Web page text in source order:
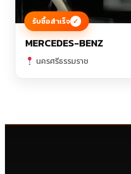
รับซื้อสำเร็จ ✓
MERCEDES-BENZ
นครศรีธรรมราช